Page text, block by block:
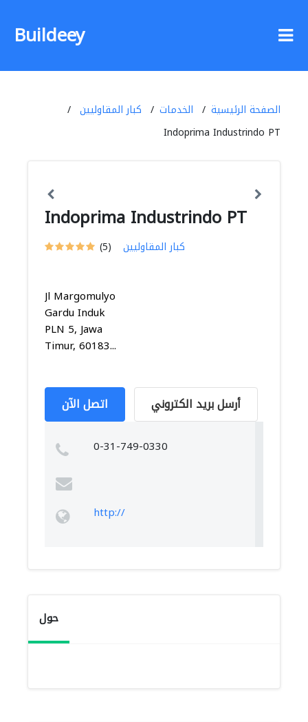
Buildeey
الصفحة الرئيسية الخدمات
كبار المقاوليين
Indoprima Industrindo PT
Indoprima Industrindo PT
(5) كبار المقاوليين
Jl Margomulyo
Gardu Induk
PLN 5, Jawa
Timur, 60183...
اتصل الآن أرسل بريد الكتروني
0-31-749-0330
http://
حول